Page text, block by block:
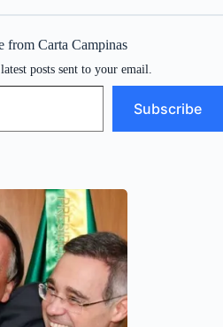
from Carta Campinas
posts sent to your email.
Subscribe